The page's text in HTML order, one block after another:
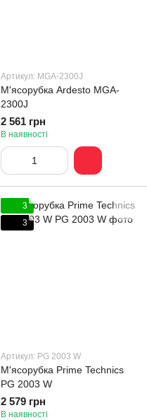
Артикул: MGA-2300J
М'ясорубка Ardesto MGA-
2300J
2 561 грн
В наявності
3
3
Артикул: PG 2003 W
М'ясорубка Prime Technics
PG 2003 W
2 579 грн
В наявності